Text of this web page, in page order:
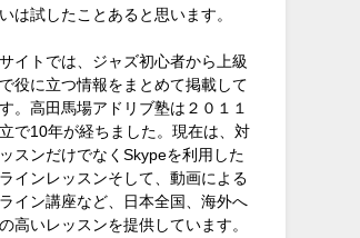
は試したことあると思います。
イトでは、ジャズ初心者から上級
役に立つ情報をまとめて掲載して
。高田馬場アドリブ塾は２０１１
で10年が経ちました。現在は、対
スンだけでなくSkypeを利用した
インレッスンそして、動画による
イン講座など、日本全国、海外へ
高いレッスンを提供しています。